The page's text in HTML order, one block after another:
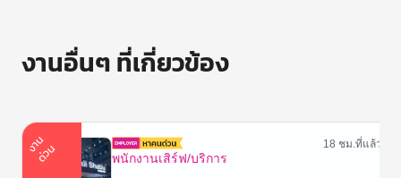
งานอื่นๆ ที่เกี่ยวข้อง
ง
า
น
ด่
ว
น พนักงานเสิร์ฟ/บริการ
18 ชม.ที่แล้ว